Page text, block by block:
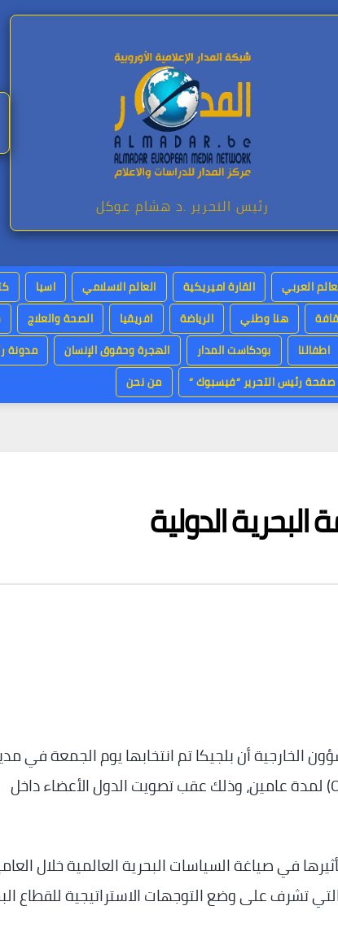
رئيس التحرير .د هشام عوكل
العربي القارة اميريكية العالم الاسلامي اسيا
هنا وطني الرياضة افريقيا الصحة والعلاج
اطفالنا بودكاست المدار الهجرة وحقوق الإنسان
مدونة
صفحة رئيس التحرير “فيسبوك “ من نحن
الدولية
الخارجية أن بلجيكا تم انتخابها يوم الجمعة في
لندن عضواً في مجلس المنظمة البحرية الدولية (OMI) لمدة عامين، وذلك عقب تصويت الدول الأعضاء داخل
في صياغة السياسات البحرية العالمية خلال
تشرف على وضع التوجهات الاستراتيجية للقطاع